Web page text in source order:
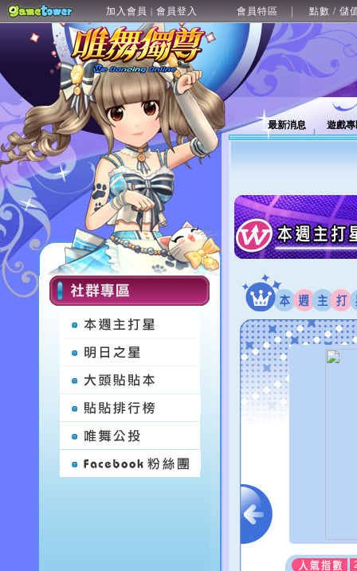
加入會員 | 會員登入 會員特區 點數 / 儲
最新消息 遊戲